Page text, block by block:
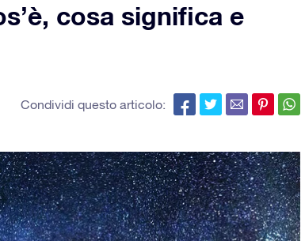
cosa significa e
Condividi questo articolo: